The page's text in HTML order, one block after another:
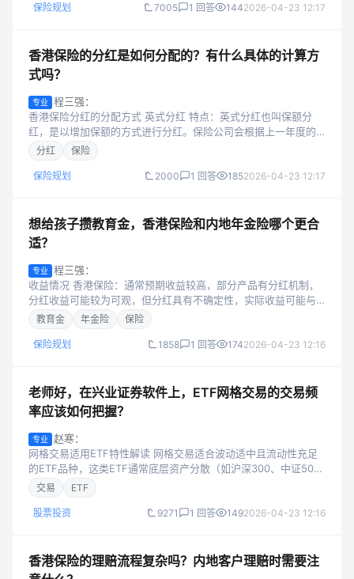
保险规划 7005 1 回答 1442026-04-23 12:17
香港保险的分红是如何分配的？有什么具体的计算方
式吗？
专业
程三强：
香港保险分红的分配方式 英式分红 特点：英式分红也叫保额分
红，是以增加保额的方式进行分红。保险公司会根据上一年度的
经营情况，将可分配盈余以增加保额的形式分配给保单持有人。
分红 保险
保险规划 2000 1 回答 1852026-04-23 12:17
想给孩子攒教育金，香港保险和内地年金险哪个更合
适？
专业
程三强：
收益情况 香港保险：通常预期收益较高，部分产品有分红机制，
分红收益可能较为可观，但分红具有不确定性，实际收益可能与
预期有偏差。 内地年金险：收益相对较为稳定，预定利率一般在
教育金 年金险 保险
保险规划 1858 1 回答 1742026-04-23 12:16
老师好，在兴业证券软件上，ETF网格交易的交易频
率应该如何把握？
专业
赵寒：
网格交易适用ETF特性解读 网格交易适合波动适中且流动性充足
的ETF品种，这类ETF通常底层资产分散（如沪深300、中证500
等宽基指数ETF）或行业景气度稳定但存在周期性波动（如消费、
交易 ETF
股票投资 9271 1 回答 1492026-04-23 12:16
香港保险的理赔流程复杂吗？内地客户理赔时需要注